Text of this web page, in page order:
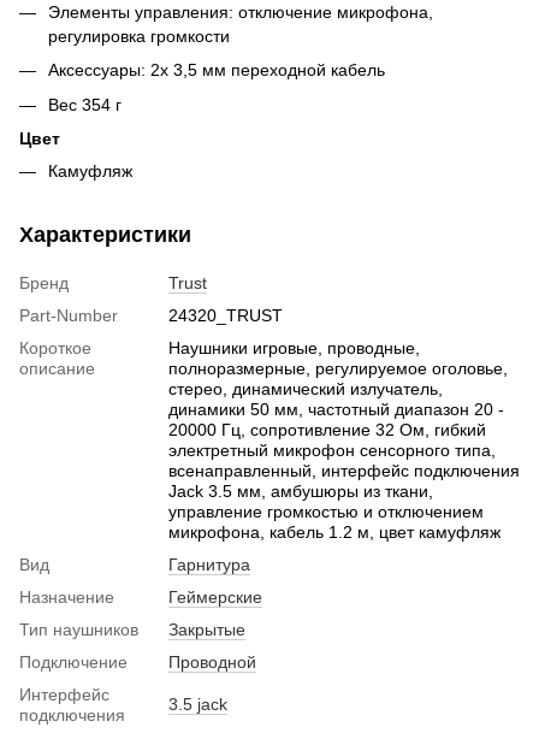
Элементы управления: отключение микрофона,
регулировка громкости
Аксессуары: 2x 3,5 мм переходной кабель
Вес 354 г
Цвет
Камуфляж
Характеристики
Бренд
Trust
Part-Number
24320_TRUST
Короткое
описание
Наушники игровые, проводные,
полноразмерные, регулируемое оголовье,
стерео, динамический излучатель,
динамики 50 мм, частотный диапазон 20 -
20000 Гц, сопротивление 32 Ом, гибкий
электретный микрофон сенсорного типа,
всенаправленный, интерфейс подключения
Jack 3.5 мм, амбушюры из ткани,
управление громкостью и отключением
микрофона, кабель 1.2 м, цвет камуфляж
Вид
Гарнитура
Назначение
Геймерские
Тип наушников
Закрытые
Подключение
Проводной
Интерфейс
подключения
3.5 jack